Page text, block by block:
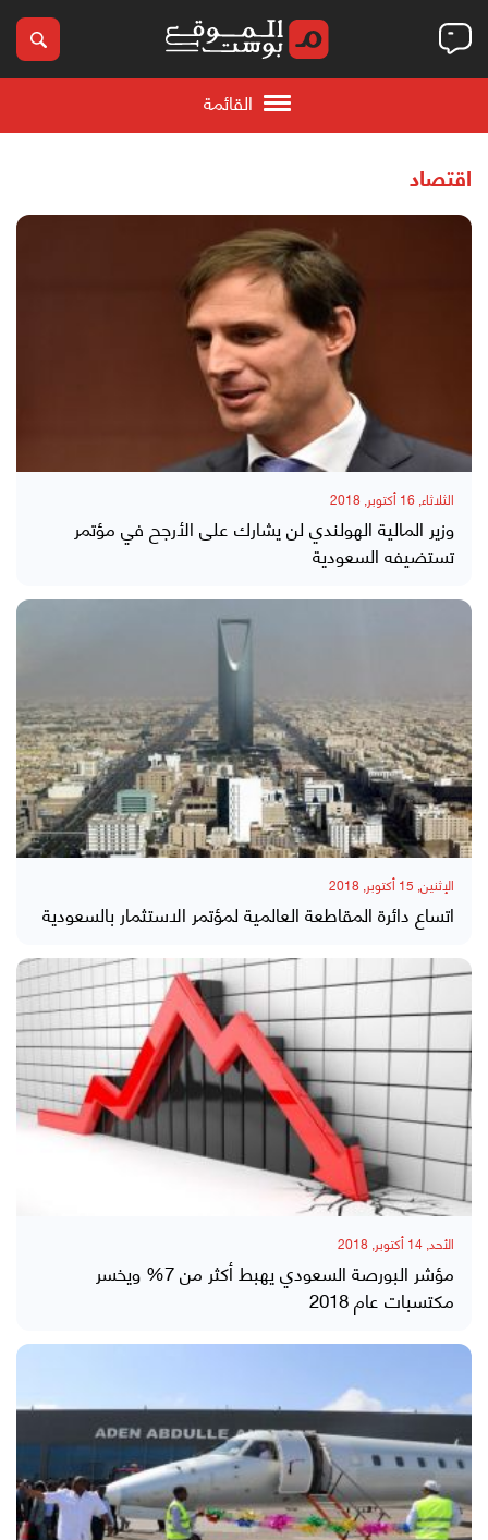
القائمة
اقتصاد
الثلاثاء, 16 أكتوبر, 2018
وزير المالية الهولندي لن يشارك على الأرجح في مؤتمر
تستضيفه السعودية
الإثنين, 15 أكتوبر, 2018
اتساع دائرة المقاطعة العالمية لمؤتمر الاستثمار بالسعودية
الأحد, 14 أكتوبر, 2018
مؤشر البورصة السعودي يهبط أكثر من 7% ويخسر
مكتسبات عام 2018